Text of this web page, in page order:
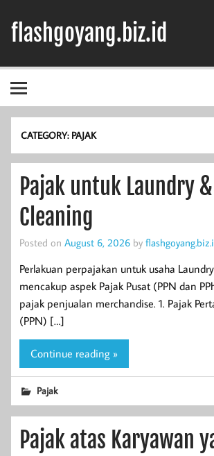
content
flashgoyang.biz.id
CATEGORY: PAJAK
Pajak untuk Laundry
Cleaning
Posted on August 6, 2026 by
Perlakuan perpajakan untuk usaha
mencakup aspek Pajak Pusat (PPN dan
pajak penjualan merchandise. 1. Pajak
(PPN) […]
Continue reading »
Pajak
Pajak atas Karyawan